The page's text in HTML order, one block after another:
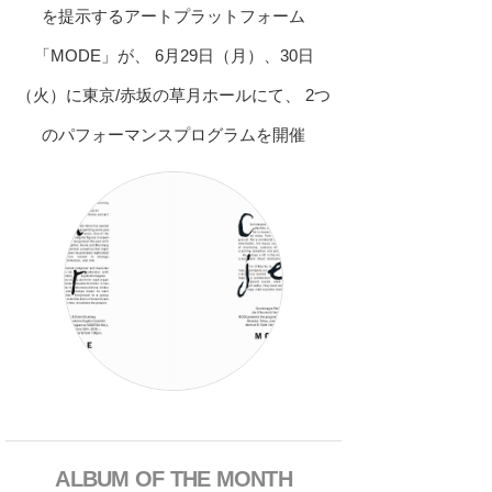
を提示するアートプラットフォーム
「MODE」が、 6月29日（月）、30日
（火）に東京/赤坂の草月ホールにて、 2つ
のパフォーマンスプログラムを開催
ALBUM OF THE MONTH